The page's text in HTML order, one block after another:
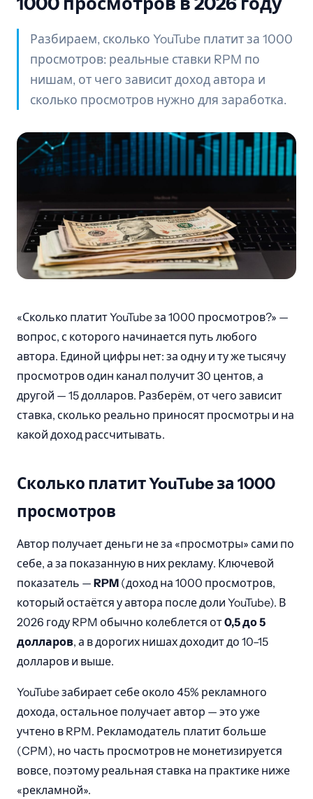
Разбираем, сколько YouTube платит за 1000
просмотров: реальные ставки RPM по
нишам, от чего зависит доход автора и
сколько просмотров нужно для заработка.
«Сколько платит YouTube за 1000 просмотров?» —
вопрос, с которого начинается путь любого
автора. Единой цифры нет: за одну и ту же тысячу
просмотров один канал получит 30 центов, а
другой — 15 долларов. Разберём, от чего зависит
ставка, сколько реально приносят просмотры и на
какой доход рассчитывать.
Сколько платит YouTube за 1000
просмотров
Автор получает деньги не за «просмотры» сами по
себе, а за показанную в них рекламу. Ключевой
показатель — RPM (доход на 1000 просмотров,
который остаётся у автора после доли YouTube). В
2026 году RPM обычно колеблется от0,5 до 5
долларов, а в дорогих нишах доходит до 10–15
долларов и выше.
YouTube забирает себе около 45% рекламного
дохода, остальное получает автор — это уже
учтено в RPM. Рекламодатель платит больше
(CPM), но часть просмотров не монетизируется
вовсе, поэтому реальная ставка на практике ниже
«рекламной».